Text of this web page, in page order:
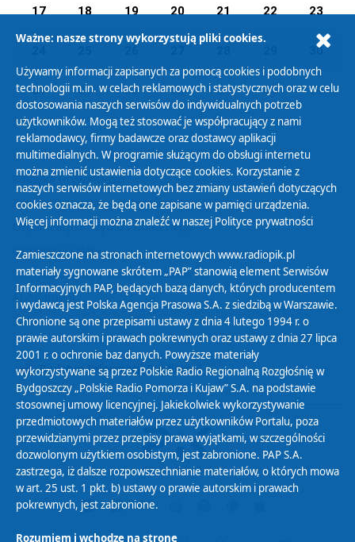
17 18 19 20 21 22 23
30
31 01 02 03 04 05 06
Polityka Prywatności
Zasady korzystania z Serwisu
Organizacje Pożytku Publicznego
Cyfryzacja DAB+
Polityka ochrony danych osobowych
Abonament
Zamówienia publiczne
Biuletyn Informacji Publicznej
Ważne: nasze strony wykorzystują pliki cookies.
Używamy informacji zapisanych za pomocą cookies i podobnych
technologii m.in. w celach reklamowych i statystycznych oraz w celu
dostosowania naszych serwisów do indywidualnych potrzeb
użytkowników. Mogą też stosować je współpracujący z nami
reklamodawcy, firmy badawcze oraz dostawcy aplikacji
multimedialnych. W programie służącym do obsługi internetu
można zmienić ustawienia dotyczące cookies. Korzystanie z
naszych serwisów internetowych bez zmiany ustawień dotyczących
cookies oznacza, że będą one zapisane w pamięci urządzenia.
Więcej informacji można znaleźć w naszej Polityce prywatności
Zamieszczone na stronach internetowych www.radiopik.pl
materiały sygnowane skrótem „PAP” stanowią element Serwisów
Informacyjnych PAP, będących bazą danych, których producentem
i wydawcą jest Polska Agencja Prasowa S.A. z siedzibą w Warszawie.
Chronione są one przepisami ustawy z dnia 4 lutego 1994 r. o
prawie autorskim i prawach pokrewnych oraz ustawy z dnia 27 lipca
2001 r. o ochronie baz danych. Powyższe materiały
wykorzystywane są przez Polskie Radio Regionalną Rozgłośnię w
Bydgoszczy „Polskie Radio Pomorza i Kujaw” S.A. na podstawie
stosownej umowy licencyjnej. Jakiekolwiek wykorzystywanie
przedmiotowych materiałów przez użytkowników Portalu, poza
przewidzianymi przez przepisy prawa wyjątkami, w szczególności
dozwolonym użytkiem osobistym, jest zabronione. PAP S.A.
zastrzega, iż dalsze rozpowszechnianie materiałów, o których mowa
w art. 25 ust. 1 pkt. b) ustawy o prawie autorskim i prawach
pokrewnych, jest zabronione.
Rozumiem i wchodzę na stronę